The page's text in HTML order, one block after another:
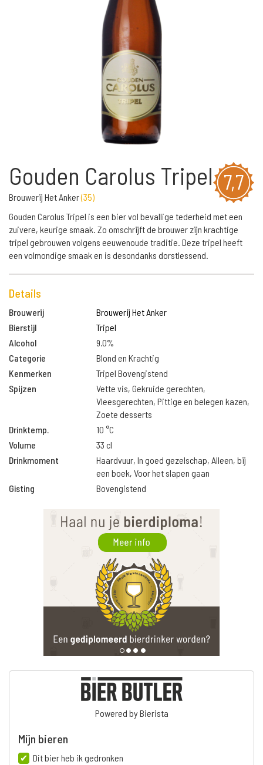
7,7
Gouden Carolus Tripel
Brouwerij Het Anker(35)
Gouden Carolus Tripel is een bier vol bevallige tederheid met een
zuivere, keurige smaak. Zo omschrijft de brouwer zijn krachtige
tripel gebrouwen volgens eeuwenoude traditie. Deze tripel heeft
een volmondige smaak en is desondanks dorstlessend.
Details
Brouwerij
Brouwerij Het Anker
Bierstijl
Tripel
Alcohol
9.0%
Categorie
Blond en Krachtig
Kenmerken
Tripel Bovengistend
Spijzen
Vette vis, Gekruide gerechten,
Vleesgerechten, Pittige en belegen kazen,
Zoete desserts
Drinktemp.
10 °C
Volume
33 cl
Drinkmoment
Haardvuur, In goed gezelschap, Alleen, bij
een boek, Voor het slapen gaan
Gisting
Bovengistend
Powered by Bierista
Mijn bieren
Dit bier heb ik gedronken